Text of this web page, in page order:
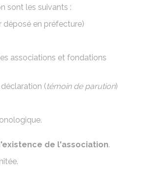
sont les suivants :
déposé en préfecture)
associations et fondations
(témoin de parution)
de l'association.